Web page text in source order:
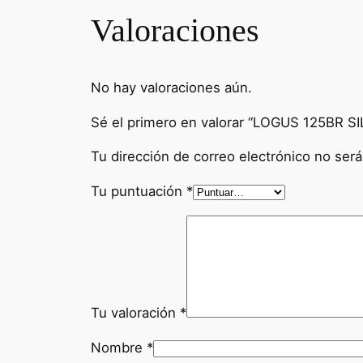
Valoraciones
No hay valoraciones aún.
Sé el primero en valorar “LOGUS 125BR
Tu dirección de correo electrónico no
Tu puntuación *
Tu valoración *
Nombre *